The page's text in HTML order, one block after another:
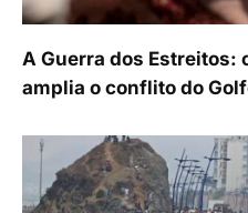
A Guerra dos Estreitos:
amplia o conflito do